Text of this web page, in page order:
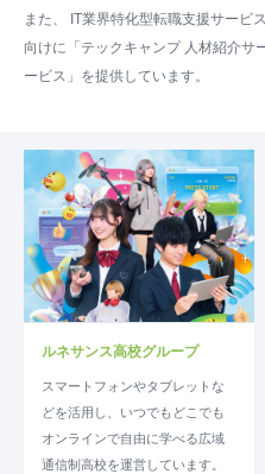
また、 IT業界特化型転職⽀援サービ
向けに「テックキャンプ 人材紹介サ
ービス」を提供しています。
ルネサンス高校グループ
スマートフォンやタブレットな
どを活用し、いつでもどこでも
オンラインで自由に学べる広域
通信制高校を運営しています。